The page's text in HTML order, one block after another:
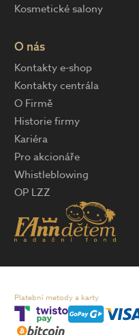
Kosmetické salony
O nás
Kontakty e-shop
Kontakty centrála
O Firmě
Historie firmy
Kariéra
Pro akcionáře
Whistleblowing
OP LZZ
Platební metody a karty